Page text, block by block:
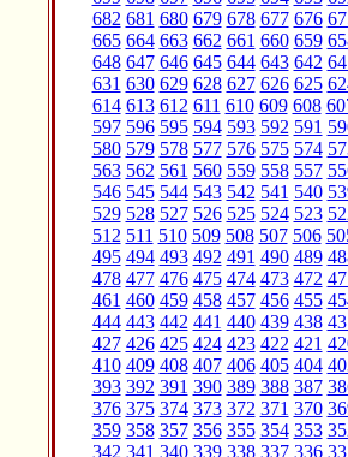
682 681 680 679 678 677 676
665 664 663 662 661 660 659
648 647 646 645 644 643 642
631 630 629 628 627 626 625
614 613 612 611 610 609 608
597 596 595 594 593 592 591
580 579 578 577 576 575 574
563 562 561 560 559 558 557
546 545 544 543 542 541 540
529 528 527 526 525 524 523
512 511 510 509 508 507 506
495 494 493 492 491 490 489
478 477 476 475 474 473 472
461 460 459 458 457 456 455
444 443 442 441 440 439 438
427 426 425 424 423 422 421
410 409 408 407 406 405 404
393 392 391 390 389 388 387
376 375 374 373 372 371 370
359 358 357 356 355 354 353
342 341 340 339 338 337 336